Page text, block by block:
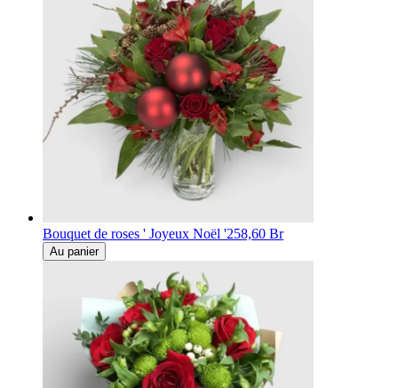
Bouquet de roses ' Joyeux Noël '258,60 Br
Au panier